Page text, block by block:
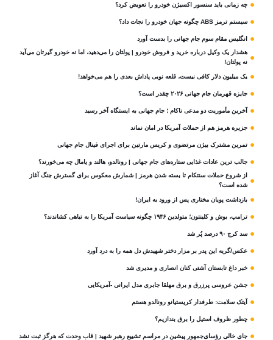
چه زمانی باید سنسور اکسیژن خودرو را تعویض کرد؟
سیستم ترمز ABS چگونه جهان خودرو را نجات داد؟
انگلیس مقام سوم جام‌ جهانی را بدست آورد
هشدار یک وکیل درباره خرید و فروش خودرو | پولتان را می‌دهید، اما نه خودرو گیرتان می‌آید
نه پولتان!
یک میلیون دلار کافی نیست، قلعه‌ نویی پاداش بعدی را هم می‌خواهد!
جایزه قهرمان جام جهانی ۲۰۲۶ چقدر است؟
آخرین مأموریت دو مدعی ناکام ؛ جام جهانی به ایستگاه آخر رسید
جزیره هرمز هم از حملات آمریکا در امان نماند
تمرین مشترک بیژن مرتضوی و کریس مارتین برای اجرای فینال جام جهانی
جالب ترین عادات غذایی ستاره‌های جام جهانی | رونالدو، هالند و یامال چه می‌خورند؟
از شروع حملات سنتکام تا بسته شدن هرمز | شمارش معکوس برای گسترش جنگ آغاز
شده است؟
بازداشت پویان مختاری پس از ورود به ایران!
ترامپ، بوش و کلینتون؛ متولدین ۱۹۴۶ چگونه سیاست آمریکا را به تباهی کشاندند؟
سد کرج ۹۰ درصد پُر شد
عکس/گریه این پدر بر مزار دختر شهیدش دل همه را به درد آورد
خبر داغ تابستان آشتی کنان انصاری و مدیری شد
جشن عروسی پرزرق و برق مهلقا جابری مدل ایرانی -آمریکایی
آیتک سلامت: طرفدار کریستیانو رونالدو هستم
چطور ظروف استیل را برق بندازیم؟
جای خالی رؤسای‌جمهور پیشین در مراسم تشییع رهبر شهید | قاب وحدت که هرگز ثبت نشد